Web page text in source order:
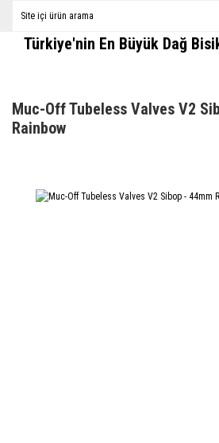
Türkiye'nin En Büyük Dağ
Muc-Off Tubeless Valves V2
Rainbow